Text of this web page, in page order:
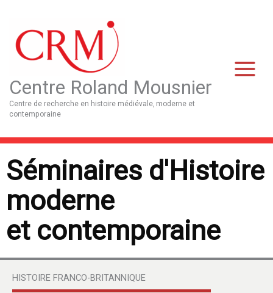
contenu
Centre Roland Mousnier
Centre de recherche en histoire médiévale, moderne et
contemporaine
Séminaires d'Histoire
moderne
et contemporaine
HISTOIRE FRANCO-BRITANNIQUE